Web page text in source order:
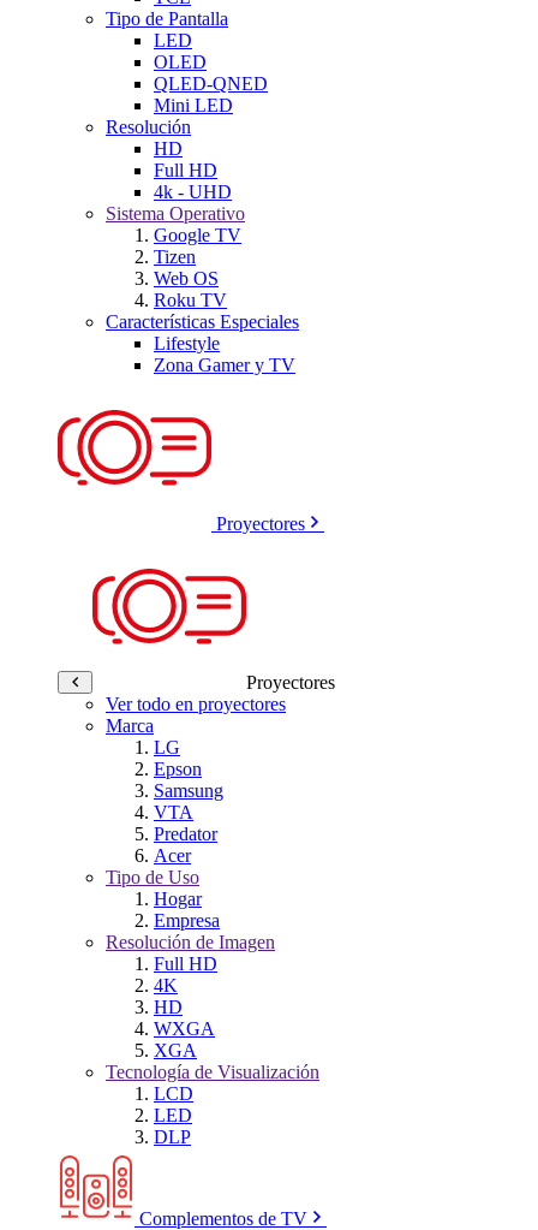
Tipo de Pantalla
LED
OLED
QLED-QNED
Mini LED
Resolución
HD
Full HD
4k - UHD
Sistema Operativo
Google TV
Tizen
Web OS
Roku TV
Características Especiales
Lifestyle
Zona Gamer y TV
Proyectores
Proyectores
Ver todo en proyectores
Marca
LG
Epson
Samsung
VTA
Predator
Acer
Tipo de Uso
Hogar
Empresa
Resolución de Imagen
Full HD
4K
HD
WXGA
XGA
Tecnología de Visualización
LCD
LED
DLP
Complementos de TV